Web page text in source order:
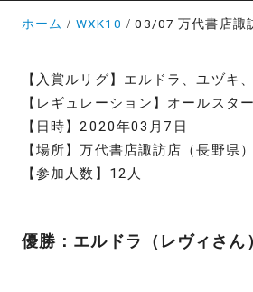
ホーム WXK10 03/07 万代書店諏
【入賞ルリグ】エルドラ、ユヅキ
【レギュレーション】オールスター
【日時】2020年03月7日
【場所】万代書店諏訪店（長野県）
【参加人数】12人
優勝：エルドラ（レヴィさん